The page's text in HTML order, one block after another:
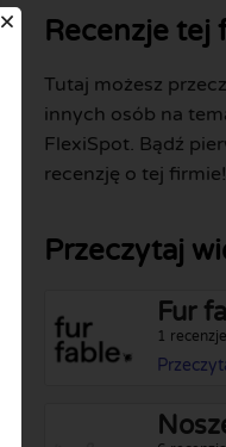
Recenzje tej
Tutaj możesz
innych osób na
FlexiSpot. Bądź
recenzję o tej firmie!
Przeczytaj
Fur
1 recenzje